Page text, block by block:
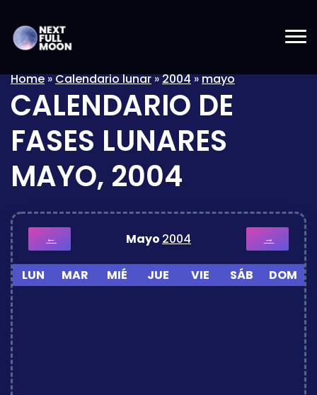
Home»Calendario lunar»2004»mayo
CALENDARIO DE
FASES LUNARES
MAYO, 2004
← Mayo 2004 →
LUN MAR MIÉ JUE VIE SÁB DOM